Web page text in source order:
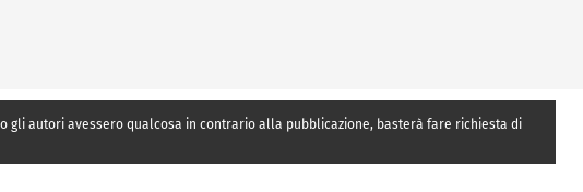
gli autori avessero qualcosa in contrario alla pubblicazione, basterà fare richiesta di